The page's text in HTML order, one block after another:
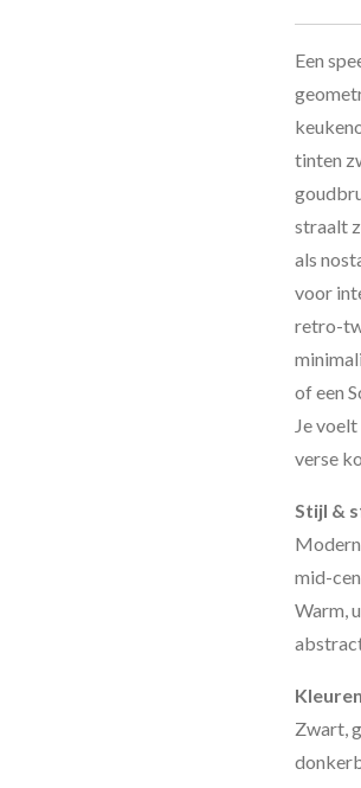
Een
tinten
straalt
als
voor
retro-
of een
Je
verse
Stijl &
mid-
Warm,
Kleuren
Zwart,